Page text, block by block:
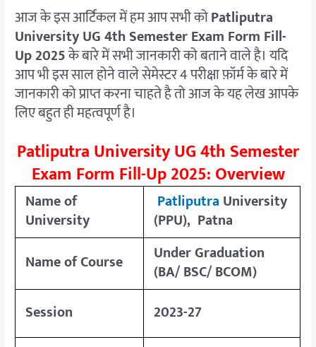
आज के इस आर्टिकल में हम आप सभी कोPatliputra
University UG 4th Semester Exam Form Fill-
Up 2025के बारे में सभी जानकारी को बताने वाले है। यदि
आप भी इस साल होने वाले सेमेस्टर 4 परीक्षा फ़ॉर्म के बारे में
जानकारी को प्राप्त करना चाहते है तो आज के यह लेख आपके
लिए बहुत ही महत्वपूर्ण है।
Patliputra University UG 4th Semester
Exam Form Fill-Up 2025: Overview
Name of
University
Patliputra University
(PPU), Patna
Name of Course
Under Graduation
(BA/ BSC/ BCOM)
Session
2023-27